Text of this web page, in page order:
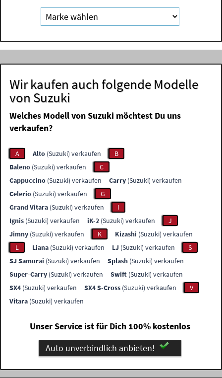
Wir kaufen auch folgende Modelle
von Suzuki
Welches Modell von Suzuki möchtest Du uns
verkaufen?
A Alto (Suzuki) verkaufen
B
Baleno (Suzuki) verkaufen
C
Cappuccino (Suzuki) verkaufen Carry (Suzuki) verkaufen
Celerio (Suzuki) verkaufen
G
Grand Vitara (Suzuki) verkaufen
I
Ignis (Suzuki) verkaufen iK-2 (Suzuki) verkaufen
J
Jimny (Suzuki) verkaufen K Kizashi (Suzuki) verkaufen
L
Liana (Suzuki) verkaufen LJ (Suzuki) verkaufen
S
SJ Samurai (Suzuki) verkaufen Splash (Suzuki) verkaufen
Super-Carry (Suzuki) verkaufen Swift (Suzuki) verkaufen
SX4 (Suzuki) verkaufen SX4 S-Cross (Suzuki) verkaufen
V
Vitara (Suzuki) verkaufen
Unser Service ist für Dich 100% kostenlos
Auto unverbindlich anbieten!